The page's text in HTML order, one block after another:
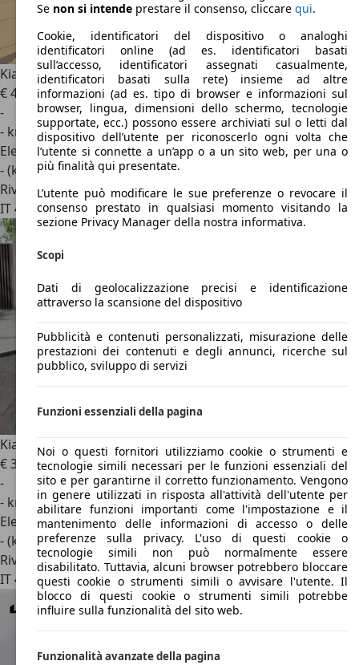
Kia EV481.4 kWh Long range GT-line Launch Edition
€ 44.8501
-
- km
Elettrica
- (kWh/100 km)
Rivenditore
IT 40055Villanova - Bo
Kia EV458.3 kWh Standard range Air
€ 34.6201
-
- km
Elettrica
- (kWh/100 km)
Rivenditore
IT 40066Pieve Di Cento - Bologna - Bo
Se non si intende prestare il consenso, cliccare qui.
Cookie, identificatori del dispositivo o analoghi
identificatori online (ad es. identificatori basati
sull’accesso, identificatori assegnati casualmente,
identificatori basati sulla rete) insieme ad altre
informazioni (ad es. tipo di browser e informazioni sul
browser, lingua, dimensioni dello schermo, tecnologie
supportate, ecc.) possono essere archiviati sul o letti dal
dispositivo dell’utente per riconoscerlo ogni volta che
l’utente si connette a un’app o a un sito web, per una o
più finalità qui presentate.
L’utente può modificare le sue preferenze o revocare il
consenso prestato in qualsiasi momento visitando la
sezione Privacy Manager della nostra informativa.
Scopi
Dati di geolocalizzazione precisi e identificazione
attraverso la scansione del dispositivo
Pubblicità e contenuti personalizzati, misurazione delle
prestazioni dei contenuti e degli annunci, ricerche sul
pubblico, sviluppo di servizi
Funzioni essenziali della pagina
Noi o questi fornitori utilizziamo cookie o strumenti e
tecnologie simili necessari per le funzioni essenziali del
sito e per garantirne il corretto funzionamento. Vengono
in genere utilizzati in risposta all'attività dell'utente per
abilitare funzioni importanti come l'impostazione e il
mantenimento delle informazioni di accesso o delle
preferenze sulla privacy. L'uso di questi cookie o
tecnologie simili non può normalmente essere
disabilitato. Tuttavia, alcuni browser potrebbero bloccare
questi cookie o strumenti simili o avvisare l'utente. Il
blocco di questi cookie o strumenti simili potrebbe
influire sulla funzionalità del sito web.
Funzionalità avanzate della pagina